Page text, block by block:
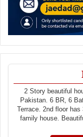
2 Story beautiful
Pakistan. 6 BR, 6
Terrace. 2nd floor
family house.